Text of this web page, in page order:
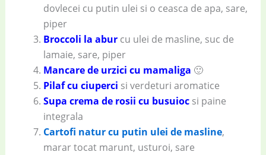
dovlecei cu putin ulei si o ceasca de apa, sare,
piper
Broccoli la abur cu ulei de masline, suc de
lamaie, sare, piper
Mancare de urzici cu mamaliga 🙂
Pilaf cu ciuperci si verdeturi aromatice
Supa crema de rosii cu busuiocsi paine
integrala
Cartofi natur cu putin ulei de masline,
marar tocat marunt, usturoi, sare